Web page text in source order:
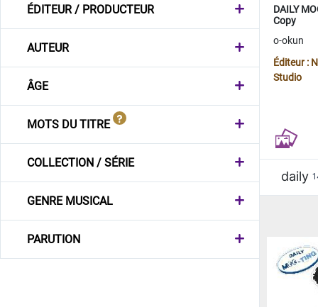
ÉDITEUR / PRODUCTEUR
AUTEUR
ÂGE
MOTS DU TITRE
COLLECTION / SÉRIE
GENRE MUSICAL
PARUTION
DAILY
Copy
o-okun
Éditeur :
Studio
daily